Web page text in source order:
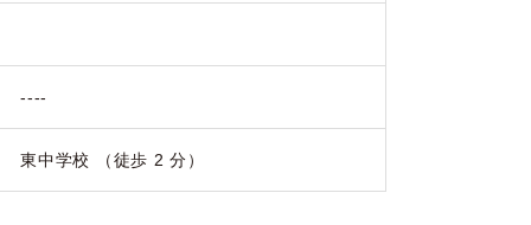
----
東中学校 （徒歩 2 分）